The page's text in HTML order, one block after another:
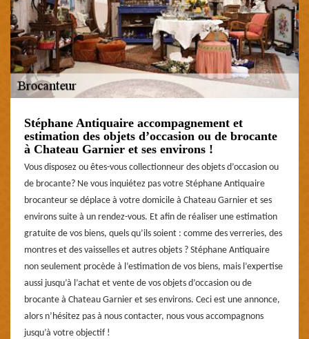
Stéphane Antiquaire accompagnement et
estimation des objets d’occasion ou de brocante
à Chateau Garnier et ses environs !
Vous disposez ou êtes-vous collectionneur des objets d’occasion ou
de brocante? Ne vous inquiétez pas votre Stéphane Antiquaire
brocanteur se déplace à votre domicile à Chateau Garnier et ses
environs suite à un rendez-vous. Et afin de réaliser une estimation
gratuite de vos biens, quels qu’ils soient : comme des verreries, des
montres et des vaisselles et autres objets ? Stéphane Antiquaire
non seulement procède à l’estimation de vos biens, mais l’expertise
aussi jusqu’à l’achat et vente de vos objets d’occasion ou de
brocante à Chateau Garnier et ses environs. Ceci est une annonce,
alors n’hésitez pas à nous contacter, nous vous accompagnons
jusqu’à votre objectif !